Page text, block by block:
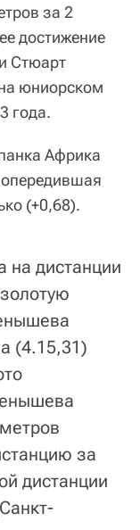
за 2
достижение
Стюарт
юниорском
года.
Африка
(+0,68).
на дистанции
(4.15,31)
за
дистанции